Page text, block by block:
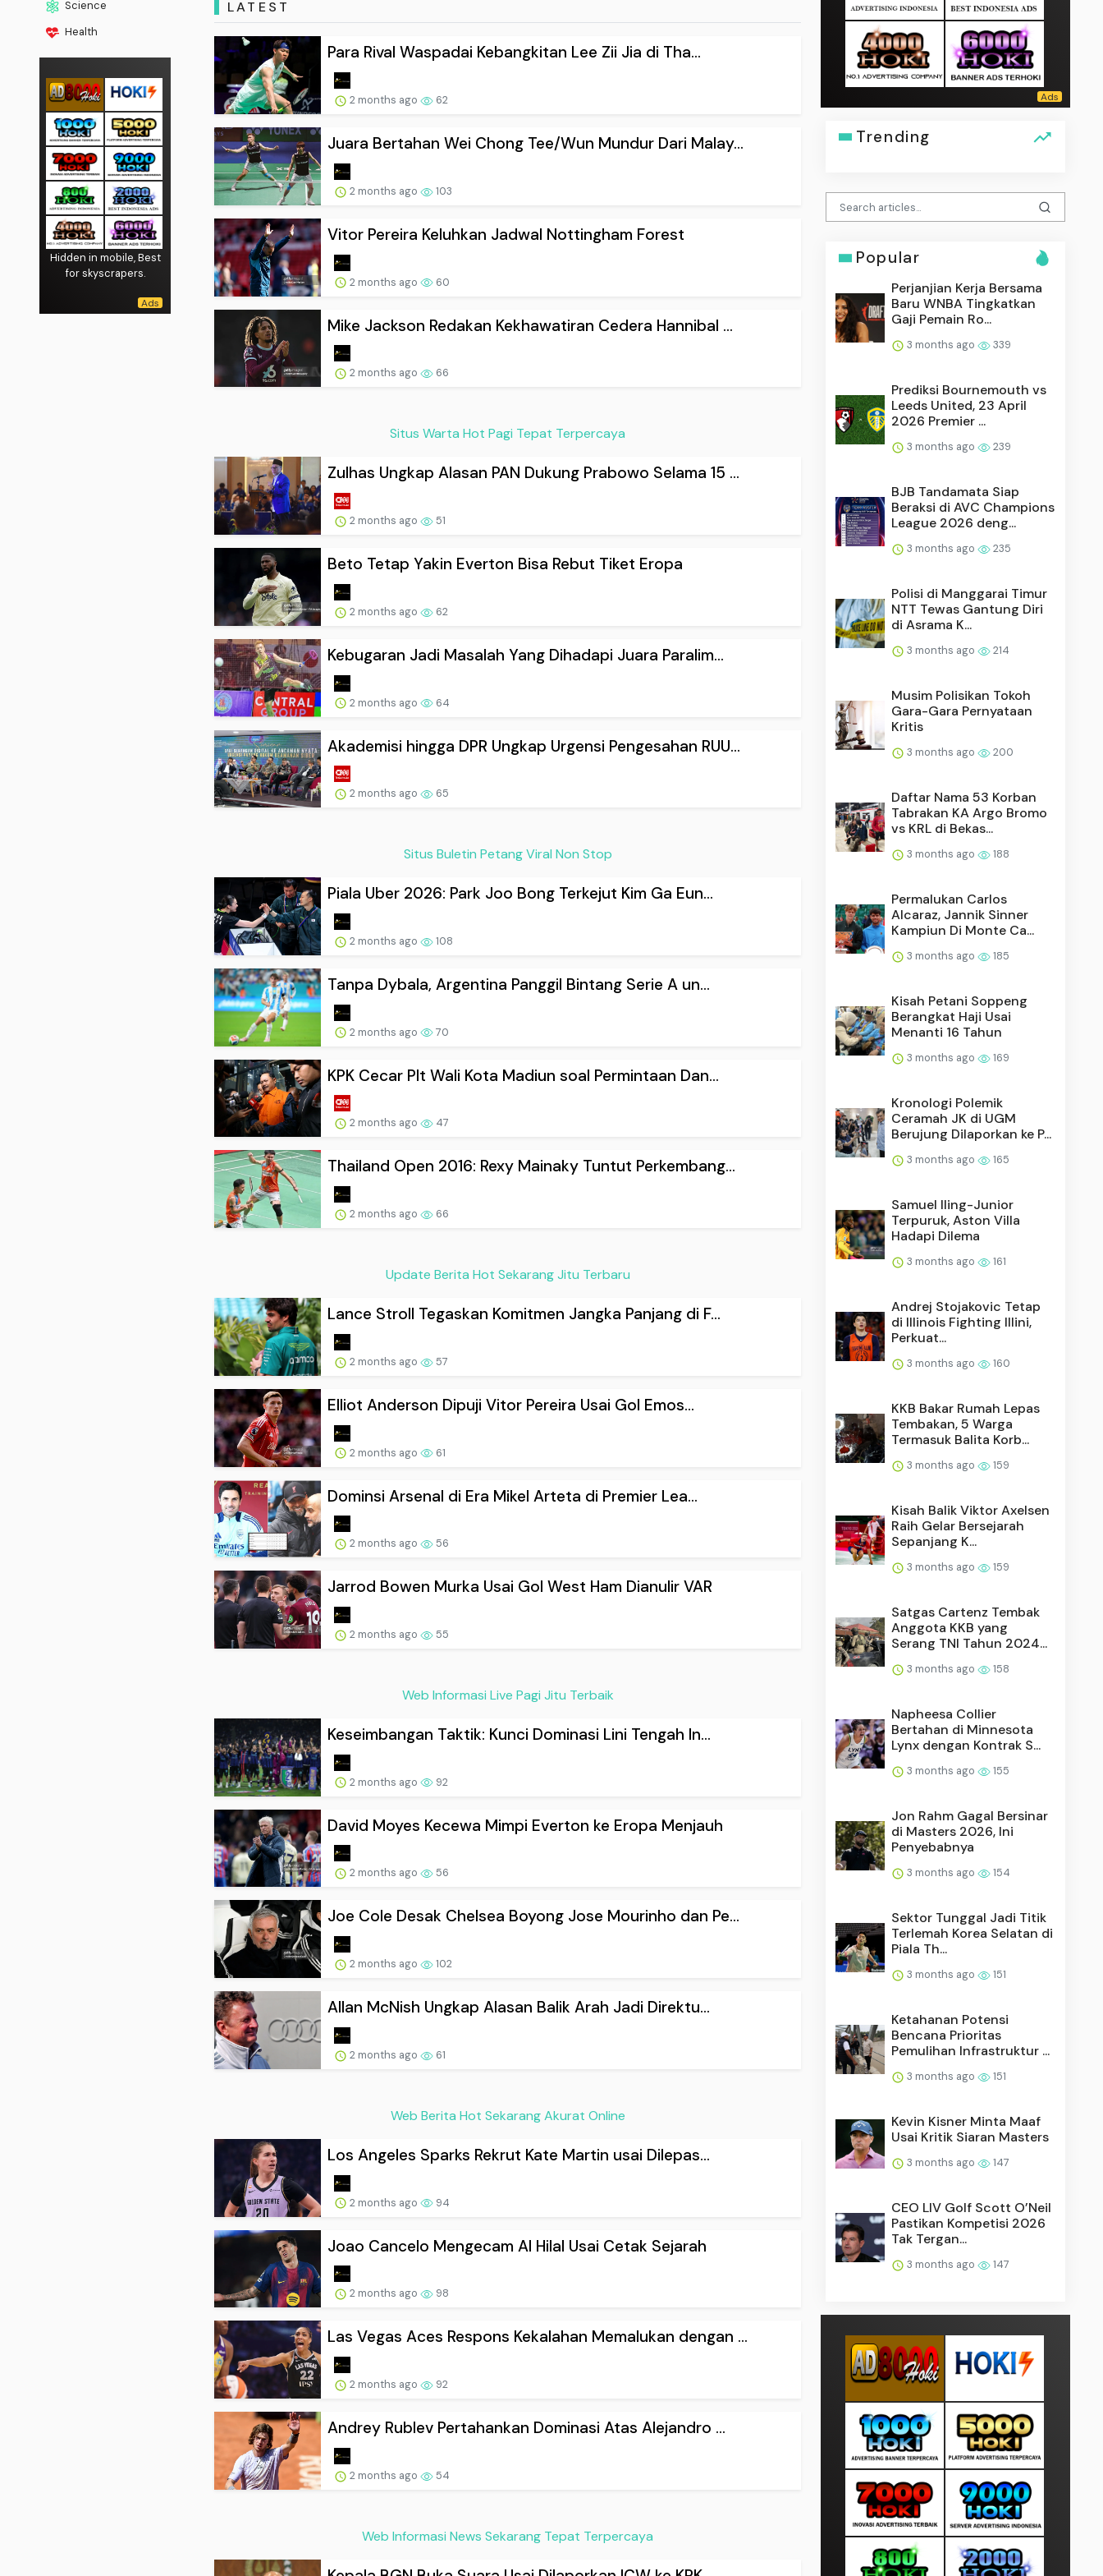
Science
Health
Hidden in mobile, Best
for skyscrapers.
LATEST
Para Rival Waspadai Kebangkitan Lee Zii Jia di Tha...
2 months ago 62
Juara Bertahan Wei Chong Tee/Wun Mundur Dari Malay...
2 months ago 103
Vitor Pereira Keluhkan Jadwal Nottingham Forest
2 months ago 60
Mike Jackson Redakan Kekhawatiran Cedera Hannibal ...
2 months ago 66
Situs Warta Hot Pagi Tepat Terpercaya
Zulhas Ungkap Alasan PAN Dukung Prabowo Selama 15 ...
2 months ago 51
Beto Tetap Yakin Everton Bisa Rebut Tiket Eropa
2 months ago 62
Kebugaran Jadi Masalah Yang Dihadapi Juara Paralim...
2 months ago 64
Akademisi hingga DPR Ungkap Urgensi Pengesahan RUU...
2 months ago 65
Situs Buletin Petang Viral Non Stop
Piala Uber 2026: Park Joo Bong Terkejut Kim Ga Eun...
2 months ago 108
Tanpa Dybala, Argentina Panggil Bintang Serie A un...
2 months ago 70
KPK Cecar Plt Wali Kota Madiun soal Permintaan Dan...
2 months ago 47
Thailand Open 2016: Rexy Mainaky Tuntut Perkembang...
2 months ago 66
Update Berita Hot Sekarang Jitu Terbaru
Lance Stroll Tegaskan Komitmen Jangka Panjang di F...
2 months ago 57
Elliot Anderson Dipuji Vitor Pereira Usai Gol Emos...
2 months ago 61
Dominsi Arsenal di Era Mikel Arteta di Premier Lea...
2 months ago 56
Jarrod Bowen Murka Usai Gol West Ham Dianulir VAR
2 months ago 55
Web Informasi Live Pagi Jitu Terbaik
Keseimbangan Taktik: Kunci Dominasi Lini Tengah In...
2 months ago 92
David Moyes Kecewa Mimpi Everton ke Eropa Menjauh
2 months ago 56
Joe Cole Desak Chelsea Boyong Jose Mourinho dan Pe...
2 months ago 102
Allan McNish Ungkap Alasan Balik Arah Jadi Direktu...
2 months ago 61
Web Berita Hot Sekarang Akurat Online
Los Angeles Sparks Rekrut Kate Martin usai Dilepas...
2 months ago 94
Joao Cancelo Mengecam Al Hilal Usai Cetak Sejarah
2 months ago 98
Las Vegas Aces Respons Kekalahan Memalukan dengan ...
2 months ago 92
Andrey Rublev Pertahankan Dominasi Atas Alejandro ...
2 months ago 54
Web Informasi News Sekarang Tepat Terpercaya
Trending
Popular
Perjanjian Kerja Bersama
Baru WNBA Tingkatkan
Gaji Pemain Ro...
3 months ago 339
Prediksi Bournemouth vs
Leeds United, 23 April
2026 Premier ...
3 months ago 239
BJB Tandamata Siap
Beraksi di AVC Champions
League 2026 deng...
3 months ago 235
Polisi di Manggarai Timur
NTT Tewas Gantung Diri
di Asrama K...
3 months ago 214
Musim Polisikan Tokoh
Gara-Gara Pernyataan
Kritis
3 months ago 200
Daftar Nama 53 Korban
Tabrakan KA Argo Bromo
vs KRL di Bekas...
3 months ago 188
Permalukan Carlos
Alcaraz, Jannik Sinner
Kampiun Di Monte Ca...
3 months ago 185
Kisah Petani Soppeng
Berangkat Haji Usai
Menanti 16 Tahun
3 months ago 169
Kronologi Polemik
Ceramah JK di UGM
Berujung Dilaporkan ke P...
3 months ago 165
Samuel Iling-Junior
Terpuruk, Aston Villa
Hadapi Dilema
3 months ago 161
Andrej Stojakovic Tetap
di Illinois Fighting Illini,
Perkuat...
3 months ago 160
KKB Bakar Rumah Lepas
Tembakan, 5 Warga
Termasuk Balita Korb...
3 months ago 159
Kisah Balik Viktor Axelsen
Raih Gelar Bersejarah
Sepanjang K...
3 months ago 159
Satgas Cartenz Tembak
Anggota KKB yang
Serang TNI Tahun 2024...
3 months ago 158
Napheesa Collier
Bertahan di Minnesota
Lynx dengan Kontrak S...
3 months ago 155
Jon Rahm Gagal Bersinar
di Masters 2026, Ini
Penyebabnya
3 months ago 154
Sektor Tunggal Jadi Titik
Terlemah Korea Selatan di
Piala Th...
3 months ago 151
Ketahanan Potensi
Bencana Prioritas
Pemulihan Infrastruktur ...
3 months ago 151
Kevin Kisner Minta Maaf
Usai Kritik Siaran Masters
3 months ago 147
CEO LIV Golf Scott O’Neil
Pastikan Kompetisi 2026
Tak Tergan...
3 months ago 147